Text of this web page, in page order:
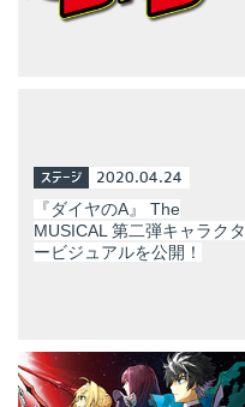
ステージ 2020.04.24
『ダイヤのA』 The
MUSICAL 第二弾キャラクタ
ービジュアルを公開！